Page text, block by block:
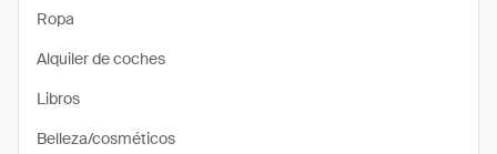
Ropa
Alquiler de coches
Libros
Belleza/cosméticos